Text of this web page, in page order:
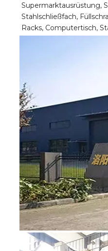
Supermarktausrüstung,
Stahlschließfach,
Racks, Computertisch,